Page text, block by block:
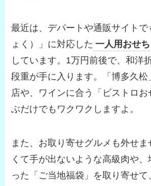
最近は、デパートや通販サイトで
ょく）」に対応した 一人用おせち
しています。1万円前後で、和洋
段重が手に入ります。「博多久松
店や、ワインに合う「ビストロお
ぶだけでもワクワクしますよ。
また、お取り寄せグルメも外せ
くて手が出ないような高級肉や、
った「ご当地福袋」を取り寄せて